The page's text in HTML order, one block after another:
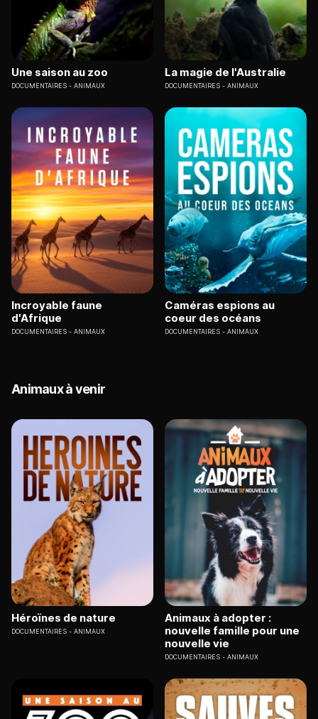
Une saison au zoo
DOCUMENTAIRES ANIMAUX
La magie de l'Australie
DOCUMENTAIRES ANIMAUX
Incroyable faune
d'Afrique
DOCUMENTAIRES ANIMAUX
Caméras espions au
coeur des océans
DOCUMENTAIRES ANIMAUX
Animaux à venir
Héroïnes de nature
DOCUMENTAIRES ANIMAUX
Animaux à adopter :
nouvelle famille pour une
nouvelle vie
DOCUMENTAIRES ANIMAUX